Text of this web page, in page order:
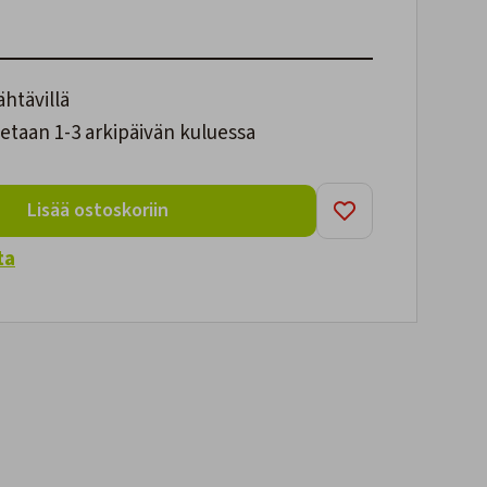
1-3 arkipäivän kuluessa
Lisää ostoskoriin